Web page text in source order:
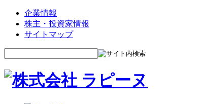
企業情報
株主・投資家情報
サイトマップ